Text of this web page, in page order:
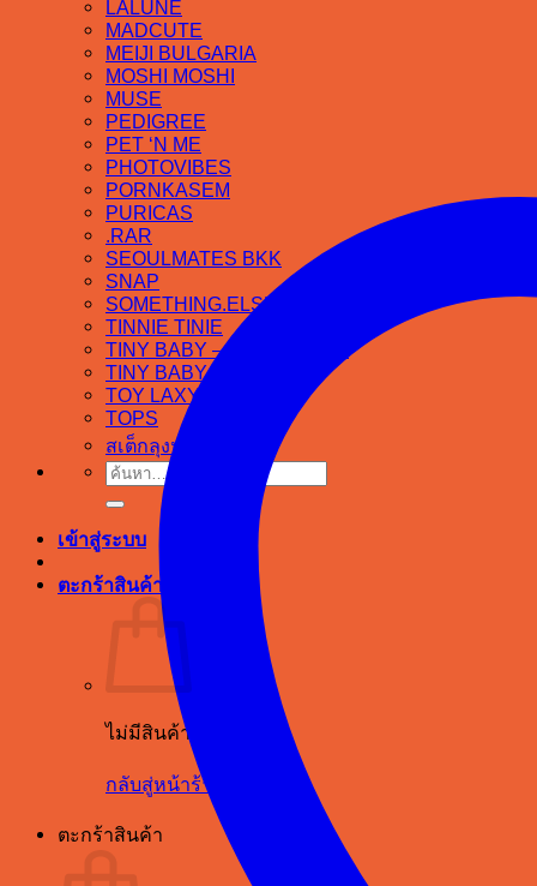
LALUNE
MADCUTE
MEIJI BULGARIA
MOSHI MOSHI
MUSE
PEDIGREE
PET ‘N ME
PHOTOVIBES
PORNKASEM
PURICAS
.RAR
SEOULMATES BKK
SNAP
SOMETHING.ELSE
TINNIE TINIE
TINY BABY – Camping bear
TINY BABY – 2023
TOY LAXY
TOPS
สเต็กลุงหนวด
ค้นหา:
เข้าสู่ระบบ
ตะกร้าสินค้า /
ไม่มีสินค้าในตะกร้า
กลับสู่หน้าร้านค้า
ตะกร้าสินค้า